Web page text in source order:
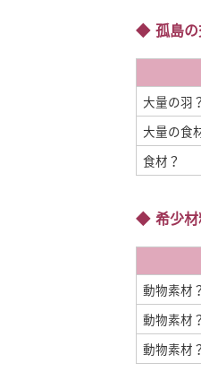
孤島
大量の羽？
大量の食
食材？
希少
動物素材？
動物素材？
動物素材？